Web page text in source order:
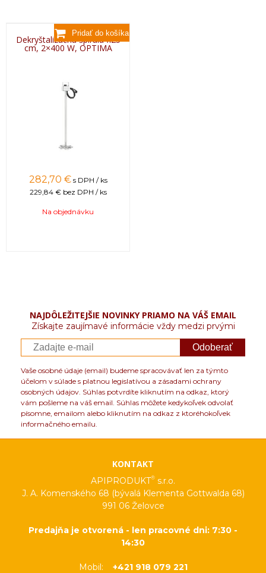
Dekryštalizačná špirála fi25
cm, 2×400 W, OPTIMA
282,70 € s DPH / ks
229,84 € bez DPH / ks
Na objednávku
NAJDÔLEŽITEJŠIE NOVINKY PRIAMO NA VÁŠ EMAIL
Získajte zaujímavé informácie vždy medzi prvými
Odoberať
Vaše osobné údaje (email) budeme spracovávať len za týmto
účelom v súlade s platnou legislatívou a zásadami ochrany
osobných údajov. Súhlas potvrdíte kliknutím na odkaz, ktorý
vám pošleme na váš email. Súhlas môžete kedykoľvek odvolať
písomne, emailom alebo kliknutím na odkaz z ktoréhokoľvek
informačného emailu.
KONTAKT
APIPRODUKT® s.r.o.
J. A. Komenského 68 (bývalá Klementa Gottwalda 68)
991 06 Želovce
Predajňa je otvorená - len pracovné dni: 7:30 -
14:30
Mobil: +421 918 079 221